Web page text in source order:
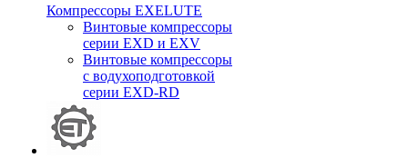
Компрессоры EXELUTE
Винтовые компрессоры
серии EXD и EXV
Винтовые компрессоры
с водухоподготовкой
серии EXD-RD